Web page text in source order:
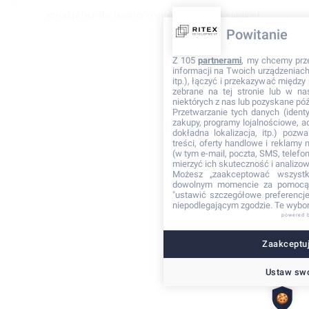
Powitanie
Z 105partnerami, my chcemy
informacji na Twoich
itp.), łączyć i przekazywać
zebrane na tej stronie lub w
niektórych z nas lub pozyskane
Przetwarzanie tych danych
zakupy, programy lojalnościowe,
dokładna lokalizacja, itp.)
treści, oferty handlowe i reklamy
(w tym e-mail, poczta, SMS,
mierzyć ich skuteczność i
Możesz „zaakceptować
dowolnym momencie za
"ustawić szczegółowe
niepodlegającym zgodzie. Te
powered
Ustaw